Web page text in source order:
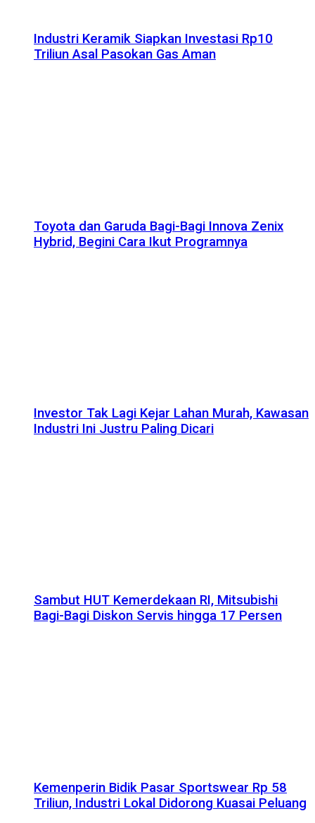
Industri Keramik Siapkan Investasi Rp10
Triliun Asal Pasokan Gas Aman
Toyota dan Garuda Bagi-Bagi Innova Zenix
Hybrid, Begini Cara Ikut Programnya
Investor Tak Lagi Kejar Lahan Murah, Kawasan
Industri Ini Justru Paling Dicari
Sambut HUT Kemerdekaan RI, Mitsubishi
Bagi-Bagi Diskon Servis hingga 17 Persen
Kemenperin Bidik Pasar Sportswear Rp 58
Triliun, Industri Lokal Didorong Kuasai Peluang